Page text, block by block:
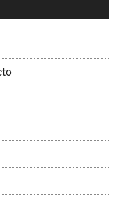
Corporación